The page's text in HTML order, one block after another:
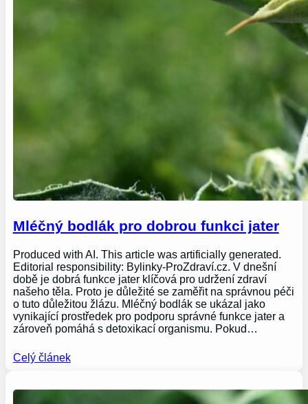
Mléčný bodlák pro dobrou funkci jater
Produced with AI. This article was artificially generated.
Editorial responsibility: Bylinky-ProZdraví.cz. V dnešní
době je dobrá funkce jater klíčová pro udržení zdraví
našeho těla. Proto je důležité se zaměřit na správnou péči
o tuto důležitou žlázu. Mléčný bodlák se ukázal jako
vynikající prostředek pro podporu správné funkce jater a
zároveň pomáhá s detoxikací organismu. Pokud…
Celý článek